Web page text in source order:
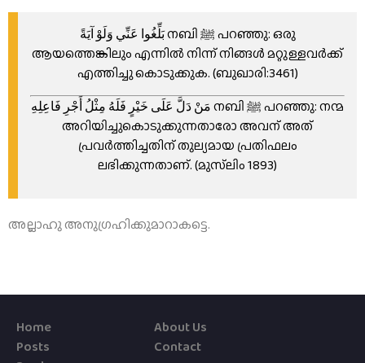
بَلِّغُوا عَنِّي وَلَوْ آيَةًനബി ﷺ പറഞ്ഞു: ഒരു
ആയത്തെങ്കിലും എന്നിൽ നിന്ന് നിങ്ങൾ മറ്റുള്ളവർക്ക്
എത്തിച്ചു കൊടുക്കുക. (ബുഖാരി:3461)
مَنْ دَلَّ عَلَى خَيْرٍ فَلَهُ مِثْلُ أَجْرِ فَاعِلِهِനബി ﷺ പറഞ്ഞു: നന്മ
അറിയിച്ചുകൊടുക്കുന്നതാരോ അവന് അത്
പ്രവര്‍ത്തിച്ചതിന് തുല്യമായ പ്രതിഫലം
ലഭിക്കുന്നതാണ്. (മുസ്‌ലിം 1893)
അല്ലാഹു അനുഗ്രഹിക്കുമാറാകട്ടെ.
Home
Posts
About Us
Contact